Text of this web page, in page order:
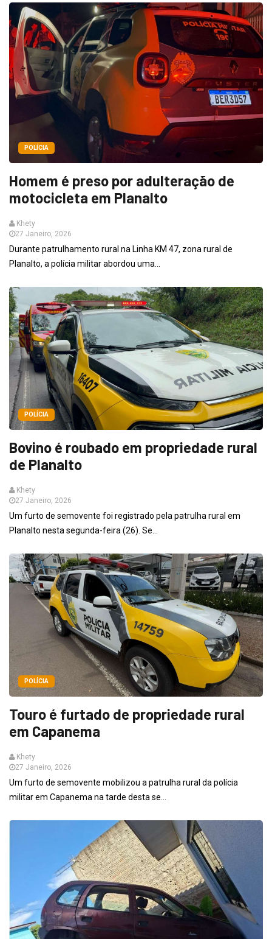
POLÍCIA
Homem é preso por adulteração de
motocicleta em Planalto
Khety
27 Janeiro, 2026
Durante patrulhamento rural na Linha KM 47, zona rural de
Planalto, a polícia militar abordou uma...
POLÍCIA
Bovino é roubado em propriedade rural
de Planalto
Khety
27 Janeiro, 2026
Um furto de semovente foi registrado pela patrulha rural em
Planalto nesta segunda-feira (26). Se...
POLÍCIA
Touro é furtado de propriedade rural
em Capanema
Khety
27 Janeiro, 2026
Um furto de semovente mobilizou a patrulha rural da polícia
militar em Capanema na tarde desta se...